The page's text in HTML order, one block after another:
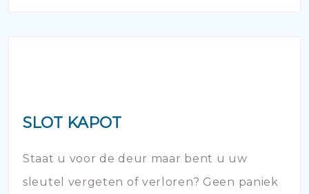
SLOT KAPOT
Staat u voor de deur maar bent u uw
sleutel vergeten of verloren? Geen paniek